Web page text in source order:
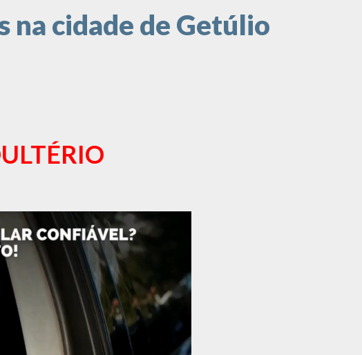
na cidade de Getúlio